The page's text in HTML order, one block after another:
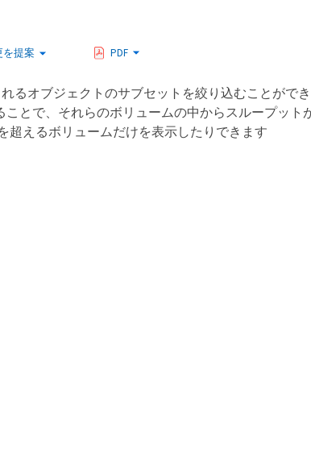
を提案 PDF
るオブジェクトのサブセットを絞り込むことがで
とで、それらのボリュームの中からスループット
超えるボリュームだけを表示したりできます